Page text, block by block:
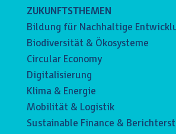
ZUKUNFTSTHEMEN
Bildung für Nachhaltige
Biodiversität & Ökosysteme
Circular Economy
Digitalisierung
Klima & Energie
Mobilität & Logistik
Sustainable Finance &